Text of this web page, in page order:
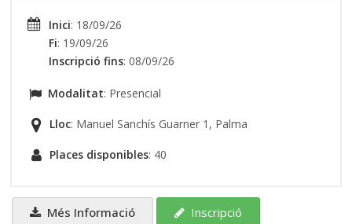
Inici: 18/09/26
Fi: 19/09/26
Inscripció fins: 08/09/26
Modalitat: Presencial
Lloc: Manuel Sanchís Guarner 1, Palma
Places disponibles: 40
Més Informació Inscripció